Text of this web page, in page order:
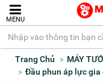
MENU
Trang Chủ MÁY
Đầu phun áp lực